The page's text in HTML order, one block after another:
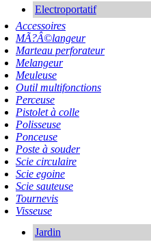
Electroportatif
Accessoires
MÃ?Â©langeur
Marteau perforateur
Melangeur
Meuleuse
Outil multifonctions
Perceuse
Pistolet à colle
Polisseuse
Ponceuse
Poste à souder
Scie circulaire
Scie egoine
Scie sauteuse
Tournevis
Visseuse
Jardin